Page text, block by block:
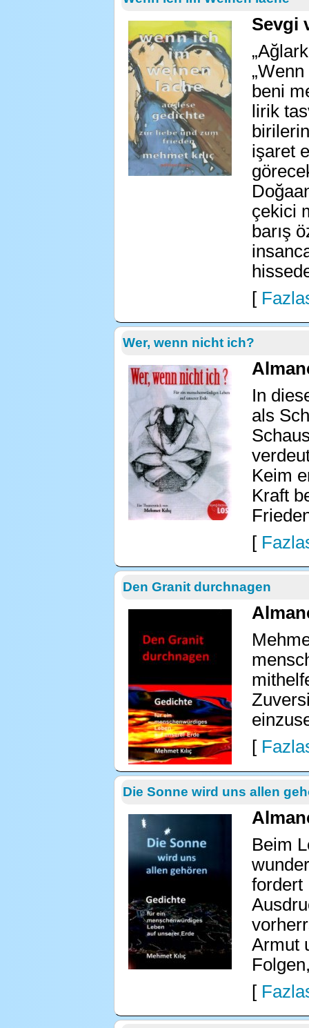
Sevgi
beni
lirik
işaret
çekici
barış
[
Wer, wenn nicht ich?
In
als
Keim
Kraft
[
Den Granit durchnagen
[
Die Sonne wird uns allen
Beim
fordert
Armut
[